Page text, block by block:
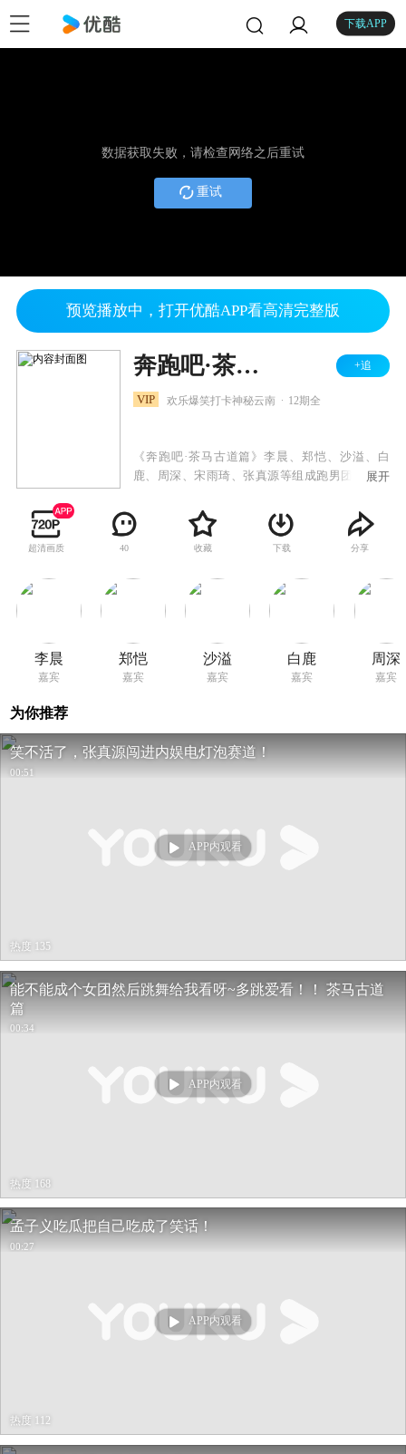
下载APP
数据获取失败，请检查网络之后重试
重试
预览播放中，打开优酷APP看高清完整版
奔跑吧·茶马古道篇 +追
VIP 欢乐爆笑打卡神秘云南 12期全
《奔跑吧·茶马古道篇》李晨、郑恺、沙溢、白
鹿、周深、宋雨琦、张真源等组成跑男团沿着茶
四座城市，深入体验西南民族特色和非遗人文底
蕴。跑男团参与非遗文化的传承，学习普洱茶的
制作工艺感受茶文化的博大精深，走访纳西族、
助力公益事业，让古老的文化遗产在现代社会中
焕发出新的活力。
展开
超清画质 40 收藏 下载 分享
李晨
嘉宾
郑恺
嘉宾
沙溢
嘉宾
白鹿
嘉宾
周深
嘉宾
为你推荐
笑不活了，张真源闯进内娱电灯泡赛道！
00:51
APP内观看
热度 135
能不能成个女团然后跳舞给我看呀~多跳爱看！！ 茶马古道
篇
00:34
APP内观看
热度 168
孟子义吃瓜把自己吃成了笑话！
00:27
APP内观看
热度 112